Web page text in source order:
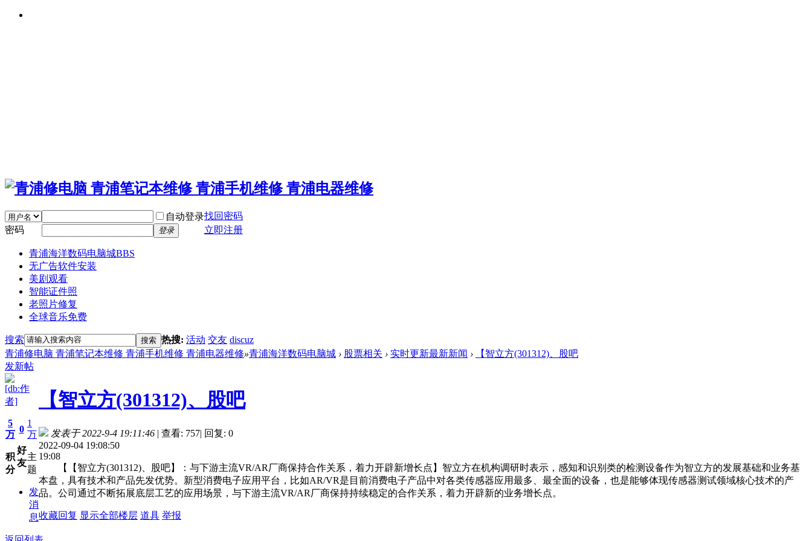
自动登录找回密码
密码
登录 立即注册
青浦海洋数码电脑城BBS
无广告软件安装
美剧观看
智能证件照
老照片修复
全球音乐免费
搜索 搜索 热搜: 活动 交友 discuz
青浦修电脑 青浦笔记本维修 青浦手机维修 青浦电器维修»青浦海洋数码电脑城 › 股票相关 › 实时更新最新新闻 ›
【智立方(301312)、股吧
发新帖
[db:作
者]
5
万
积
分
0
好
友
1
万
主
题
发
消
息
【智立方(301312)、股吧
发表于 2022-9-4 19:11:46 | 查看: 757| 回复: 0
2022-09-04 19:08:50
19:08
【【智立方(301312)、股吧】：与下游主流VR/AR厂商保持合作关系，着力开辟新增长点】智立方在机构调研时表示，感知和识别类的检测设备作为智立方的发展基础和业务基
本盘，具有技术和产品先发优势。新型消费电子应用平台，比如AR/VR是目前消费电子产品中对各类传感器应用最多、最全面的设备，也是能够体现传感器测试领域核心技术的产
品。公司通过不断拓展底层工艺的应用场景，与下游主流VR/AR厂商保持持续稳定的合作关系，着力开辟新的业务增长点。
收藏回复 显示全部楼层 道具 举报